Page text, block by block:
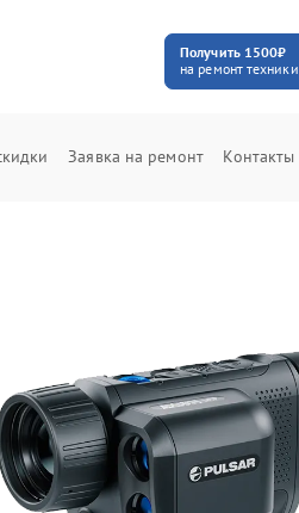
Получить 1500₽
на ремонт техники
Заявка на ремонт Контакты